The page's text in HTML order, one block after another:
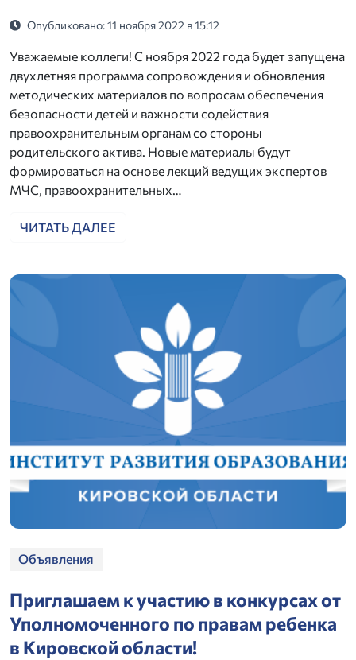
Опубликовано: 11 ноября 2022 в 15:12
Уважаемые коллеги! С ноября 2022 года будет запущена
двухлетняя программа сопровождения и обновления
методических материалов по вопросам обеспечения
безопасности детей и важности содействия
правоохранительным органам со стороны
родительского актива. Новые материалы будут
формироваться на основе лекций ведущих экспертов
МЧС, правоохранительных…
ЧИТАТЬ ДАЛЕЕ
Объявления
Приглашаем к участию в конкурсах от
Уполномоченного по правам ребенка
в Кировской области!